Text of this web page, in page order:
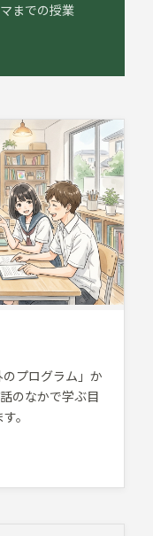
までの授業
プログラム」か
のなかで学ぶ目
。